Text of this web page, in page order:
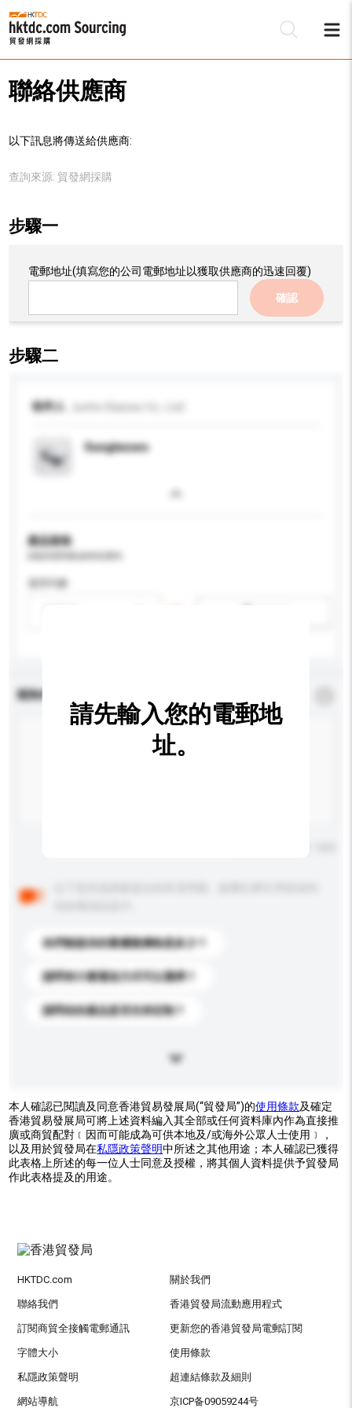
聯絡供應商
以下訊息將傳送給供應商:
查詢來源: 貿發網採購
步驟一
電郵地址(填寫您的公司電郵地址以獲取供應商的迅速回覆)
確認
步驟二
收件人
Sunglasses
產品規格
適用年齡
查詢內容
你們能提供的最優惠價格是多少？
請問有什麼運送方式可以選擇？
請問你的產品是否支持定制？
請先輸入您的電郵地
址。
本人確認已閱讀及同意香港貿易發展局(“貿發局”)的使用條款及確定
香港貿易發展局可將上述資料編入其全部或任何資料庫內作為直接推
廣或商貿配對﹝因而可能成為可供本地及/或海外公眾人士使用﹞，
以及用於貿發局在私隱政策聲明中所述之其他用途；本人確認已獲得
此表格上所述的每一位人士同意及授權，將其個人資料提供予貿發局
作此表格提及的用途。
HKTDC.com 關於我們
聯絡我們 香港貿發局流動應用程式
訂閱商貿全接觸電郵通訊 更新您的香港貿發局電郵訂閱
字體大小 使用條款
私隱政策聲明 超連結條款及細則
網站導航 京ICP备09059244号